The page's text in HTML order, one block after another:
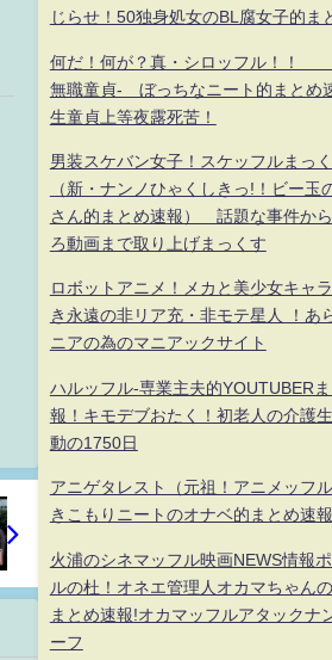
じらせ！50独身処女のBL腐女子的ま
何だ！何が？真・シロッフル！！
無職童貞- ぼっちなニート的まとめ
生童貞上等夜露死苦！
男装スケバン女子！スケッフルまっく
（新・ナンノひゃくしきっ!！ビー玉
さん的まとめ速報） 話題な事件か
ろ動画まで取り上げまっくす
ロボットアニメ！メカと美少女キャ
き永遠の非リア充・非モテ星人 ！あ
ニアの為のマニアックサイト
ハルッフル-専業主夫的YOUTUBER
報！キモデブおたく！初老人の介護
動の1750日
アニゲタレスト（元祖！アニメッフ
きこもりニートのオナベ的まとめ速報
火浦のシネマッフル映画NEWS情報
ルの杜！オネエ管理人オカマちゃん
まとめ速報!オカマッフルアタックナ
ーフ